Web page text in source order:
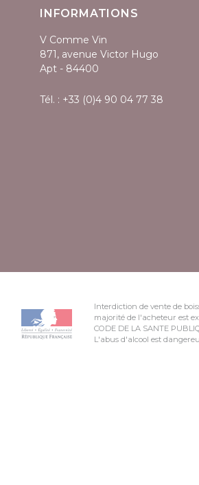
INFORMATIONS
V Comme Vin
871, avenue Victor Hugo
Apt - 84400
Tél. : +33 (0)4 90 04 77 38
Interdiction de vente de
majorité de l'acheteur est
CODE DE LA SANTE
L'abus d'alcool est